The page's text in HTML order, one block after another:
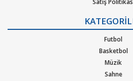
oturma planları ve kategori sayesinde
2. Size sunulan güvenli ödeme
Satış
Kurumsal
Nasıl Çalışır
Bilet Tipi ve
Üyelik
Sık Sorulan
Futbol
Basketbol
Müzik
Sahne